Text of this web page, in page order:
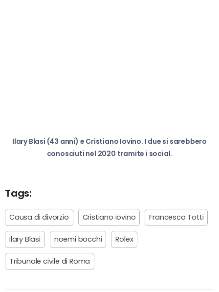
Ilary Blasi (43 anni) e Cristiano Iovino. I due si sarebbero
conosciuti nel 2020 tramite i social.
Tags:
Causa di divorzio Cristiano iovino Francesco Totti
Ilary Blasi noemi bocchi Rolex
Tribunale civile di Roma